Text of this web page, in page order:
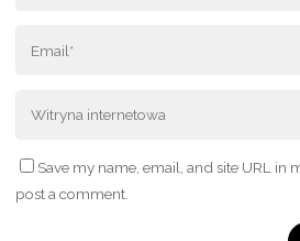
Save my name, email, and site URL in
post a comment.